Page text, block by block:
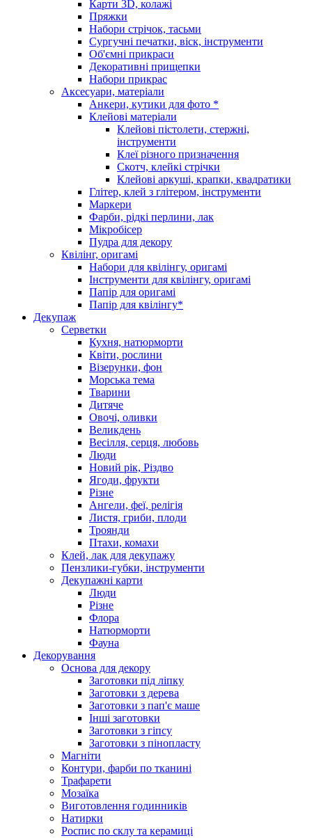
Карти 3D, колажі
Пряжки
Набори стрічок, тасьми
Сургучні печатки, віск, інструменти
Об'ємні прикраси
Декоративні прищепки
Набори прикрас
Аксесуари, матеріали
Анкери, кутики для фото *
Клейові матеріали
Клейові пістолети, стержні,
інструменти
Клеї різного призначення
Скотч, клейкі стрічки
Клейові аркуші, крапки, квадратики
Глітер, клей з глітером, інструменти
Маркери
Фарби, рідкі перлини, лак
Мікробісер
Пудра для декору
Квілінг, оригамі
Набори для квілінгу, оригамі
Інструменти для квілінгу, оригамі
Папір для оригамі
Папір для квілінгу*
Декупаж
Серветки
Кухня, натюрморти
Квіти, рослини
Візерунки, фон
Морська тема
Тварини
Дитяче
Овочі, оливки
Великдень
Весілля, серця, любовь
Люди
Новий рік, Різдво
Ягоди, фрукти
Різне
Ангели, феї, релігія
Листя, гриби, плоди
Троянди
Птахи, комахи
Клей, лак для декупажу
Пензлики-губки, інструменти
Декупажні карти
Люди
Різне
Флора
Натюрморти
Фауна
Декорування
Основа для декору
Заготовки під ліпку
Заготовки з дерева
Заготовки з пап'є маше
Інші заготовки
Заготовки з гіпсу
Заготовки з пінопласту
Магніти
Контури, фарби по тканині
Трафарети
Мозаїка
Виготовлення годинників
Натирки
Роспис по склу та керамиці